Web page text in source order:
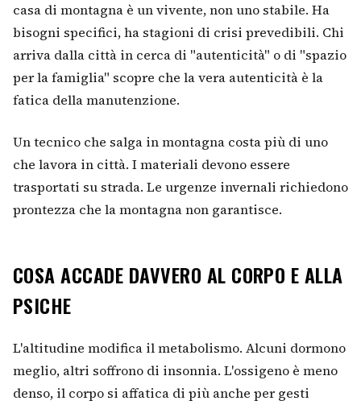
casa di montagna è un vivente, non uno stabile. Ha
bisogni specifici, ha stagioni di crisi prevedibili. Chi
arriva dalla città in cerca di "autenticità" o di "spazio
per la famiglia" scopre che la vera autenticità è la
fatica della manutenzione.
Un tecnico che salga in montagna costa più di uno
che lavora in città. I materiali devono essere
trasportati su strada. Le urgenze invernali richiedono
prontezza che la montagna non garantisce.
COSA ACCADE DAVVERO AL CORPO E ALLA
PSICHE
L'altitudine modifica il metabolismo. Alcuni dormono
meglio, altri soffrono di insonnia. L'ossigeno è meno
denso, il corpo si affatica di più anche per gesti